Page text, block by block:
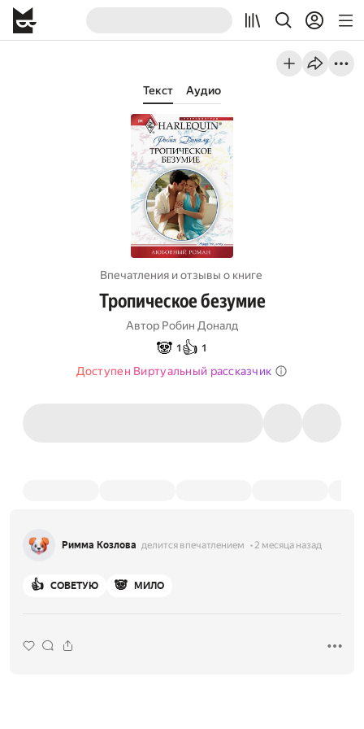
Текст Аудио
Впечатления и отзывы о книге
Тропическое безумие
Автор Робин Доналд
🐼 1 👍 1
Доступен Виртуальный рассказчик
Римма Козлова делится впечатлением 2 месяца назад
👍 СОВЕТУЮ 🐼 МИЛО